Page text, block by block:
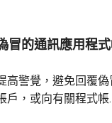
冒的通訊應用程
高警覺，避免回覆偽
，或向有關程式帳